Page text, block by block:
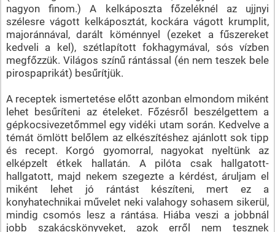
nagyon finom.) A kelkáposzta főzeléknél az ujjnyi
szélesre vágott kelkáposztát, kockára vágott krumplit,
majoránnával, darált köménnyel (ezeket a fűszereket
kedveli a kel), szétlapított fokhagymával, sós vízben
megfőzzük. Világos színű rántással (én nem teszek bele
pirospaprikát) besűrítjük.
A receptek ismertetése előtt azonban elmondom miként
lehet besűríteni az ételeket. Főzésről beszélgettem a
gépkocsivezetőmmel egy vidéki utam során. Kedvelve a
témát ömlött belőlem az elkészítéshez ajánlott sok tipp
és recept. Korgó gyomorral, nagyokat nyeltünk az
elképzelt étkek hallatán. A pilóta csak hallgatott-
hallgatott, majd nekem szegezte a kérdést, áruljam el
miként lehet jó rántást készíteni, mert ez a
konyhatechnikai művelet neki valahogy sohasem sikerül,
mindig csomós lesz a rántása. Hiába veszi a jobbnál
jobb szakácskönyveket, azok erről nem tesznek